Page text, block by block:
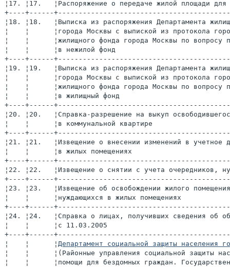
¦17. ¦17.   ¦Распоряжение о передаче жилой площади
+----+------
¦18. ¦18.   ¦Выписка из распоряжения Департамента
¦    ¦      ¦города Москвы с выпиской из протокола
¦    ¦      ¦жилищного фонда города Москвы по
¦    ¦      ¦в нежилой фонд
+----+------
¦19. ¦19.   ¦Выписка из распоряжения Департамента
¦    ¦      ¦города Москвы с выпиской из протокола
¦    ¦      ¦жилищного фонда города Москвы по
¦    ¦      ¦в жилищный фонд
+----+------
¦20. ¦20.   ¦Справка-разрешение на выкуп
¦    ¦      ¦в коммунальной квартире
+----+------
¦21. ¦21.   ¦Извещение о внесении изменений в
¦    ¦      ¦в жилых помещениях
+----+------
¦22. ¦22.   ¦Извещение о снятии с учета очередников,
+----+------
¦23. ¦23.   ¦Извещение об освобождении жилого
¦    ¦      ¦нуждающихся в жилых
+----+------
¦24. ¦24.   ¦Справка о лицах, получивших сведения
¦    ¦      ¦с 11.03.2005
+----+------
¦    ¦      ¦ Департамент социальной защиты населения
¦    ¦      ¦(Районные управления социальной
¦    ¦      ¦помощи для бездомных граждан.